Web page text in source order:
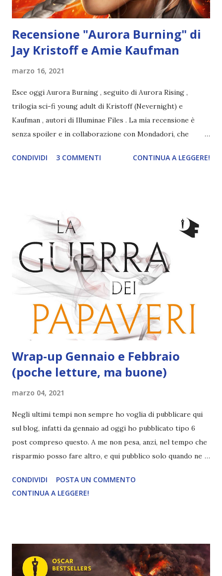
Recensione "Aurora Burning" di
Jay Kristoff e Amie Kaufman
marzo 16, 2021
Esce oggi Aurora Burning , seguito di Aurora Rising ,
trilogia sci-fi young adult di Kristoff (Nevernight) e
Kaufman , autori di Illuminae Files . La mia recensione è
senza spoiler e in collaborazione con Mondadori, che
Autore: Jay Kristoff, Amie Kaufman Serie: Aurora Rising 2
che una forza oscura e antica sta per essere liberata nella
galassia minacciando la sopravvivenza di ogni razza
senziente che vive al suo interno. Qual è la buona? Ty e gli
altri membri della Squadra 312 sono pronti a intervenire
nuovamente per salvare la situazione. Tutto bene, se non
fosse che incappano in una serie di tante piccole distrazioni
che minacciano di distoglierli dalla missione, tipo il branco
di gremp che li sta inseguendo per catturarli e accaparrarsi
così la taglia messa...
CONDIVIDI 3 COMMENTI CONTINUA A LEGGERE!
Wrap-up Gennaio e Febbraio
(poche letture, ma buone)
marzo 04, 2021
Negli ultimi tempi non sempre ho voglia di pubblicare qui
sul blog, infatti da gennaio ad oggi ho pubblicato tipo 6
post compreso questo. A me non pesa, anzi, nel tempo che
risparmio posso fare altro, e qui pubblico solo quando ne
costanza, ma se siete interessati a restare aggiornati sulle
mie letture e sulle ultime novità, seguitemi su instagram (
un'eternità. Infatti attualmente ho letto solo 6 libri su 90. Il
mio ritmo di lettura è cambiato e un po' mi sono pentita di
CONDIVIDI
POSTA UN COMMENTO
CONTINUA A LEGGERE!